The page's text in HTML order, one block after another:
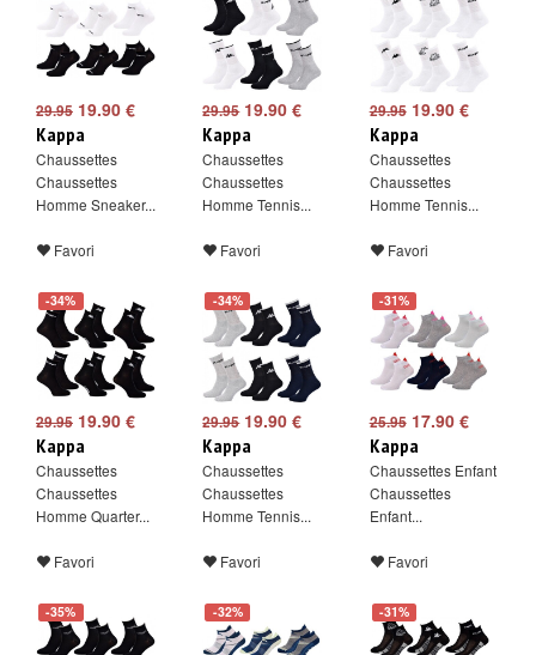
29.95 19.90 €
Kappa
Chaussettes
Chaussettes
Homme Sneaker...
Favori
29.9519.90 €
Kappa
Chaussettes
Chaussettes
Homme Tennis...
Favori
29.9519.90 €
Kappa
Chaussettes
Chaussettes
Homme Tennis...
Favori
-34%
29.95 19.90 €
Kappa
Chaussettes
Chaussettes
Homme Quarter...
Favori
-34%
29.9519.90 €
Kappa
Chaussettes
Chaussettes
Homme Tennis...
Favori
-31%
25.9517.90 €
Kappa
Chaussettes Enfant
Chaussettes
Enfant...
Favori
-35% -32% -31%